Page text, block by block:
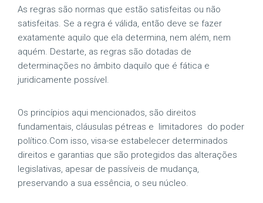
As regras são normas que estão satisfeitas ou não
satisfeitas. Se a regra é válida, então deve se fazer
exatamente aquilo que ela determina, nem além, nem
aquém. Destarte, as regras são dotadas de
determinações no âmbito daquilo que é fática e
juridicamente possível.
Os princípios aqui mencionados, são direitos
fundamentais, cláusulas pétreas e limitadores do poder
político.Com isso, visa-se estabelecer determinados
direitos e garantias que são protegidos das alterações
legislativas, apesar de passíveis de mudança,
preservando a sua essência, o seu núcleo.